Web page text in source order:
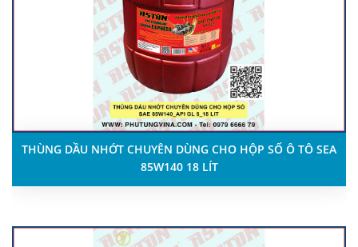
THÙNG DẦU NHỚT CHUYÊN DÙNG CHO HỘP SỐ Ô TÔ SEA
85W140 18 LÍT